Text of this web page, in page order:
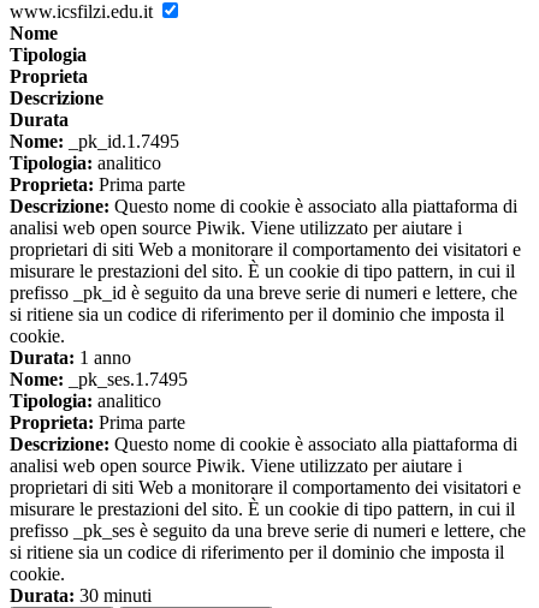
www.icsfilzi.edu.it
Nome
Tipologia
Proprieta
Descrizione
Durata
Nome: _pk_id.1.7495
Tipologia: analitico
Proprieta: Prima parte
Descrizione: Questo nome di cookie è associato alla piattaforma di
analisi web open source Piwik. Viene utilizzato per aiutare i
proprietari di siti Web a monitorare il comportamento dei visitatori e
misurare le prestazioni del sito. È un cookie di tipo pattern, in cui il
prefisso _pk_id è seguito da una breve serie di numeri e lettere, che
si ritiene sia un codice di riferimento per il dominio che imposta il
cookie.
Durata: 1 anno
Nome: _pk_ses.1.7495
Tipologia: analitico
Proprieta: Prima parte
Descrizione: Questo nome di cookie è associato alla piattaforma di
analisi web open source Piwik. Viene utilizzato per aiutare i
proprietari di siti Web a monitorare il comportamento dei visitatori e
misurare le prestazioni del sito. È un cookie di tipo pattern, in cui il
prefisso _pk_ses è seguito da una breve serie di numeri e lettere, che
si ritiene sia un codice di riferimento per il dominio che imposta il
cookie.
Durata: 30 minuti